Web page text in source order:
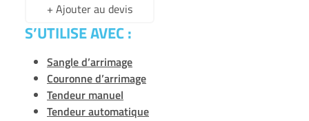
+ Ajouter au devis
S’UTILISE AVEC :
Sangle d’arrimage
Couronne d’arrimage
Tendeur manuel
Tendeur automatique